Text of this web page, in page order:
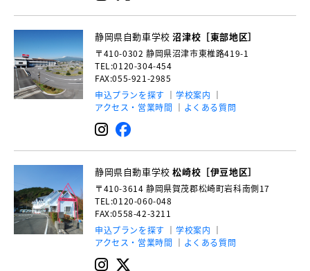
静岡県自動車学校沼津校［東部地区］
〒410-0302 静岡県沼津市東椎路419-1
TEL:0120-304-454
FAX:055-921-2985
申込プランを探す
学校案内
アクセス・営業時間
よくある質問
静岡県自動車学校松崎校［伊豆地区］
〒410-3614 静岡県賀茂郡松崎町岩科南側17
TEL:0120-060-048
FAX:0558-42-3211
申込プランを探す
学校案内
アクセス・営業時間
よくある質問